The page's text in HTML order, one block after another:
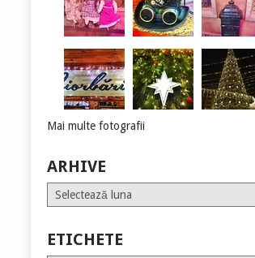
Mai multe fotografii
ARHIVE
Arhive
ETICHETE